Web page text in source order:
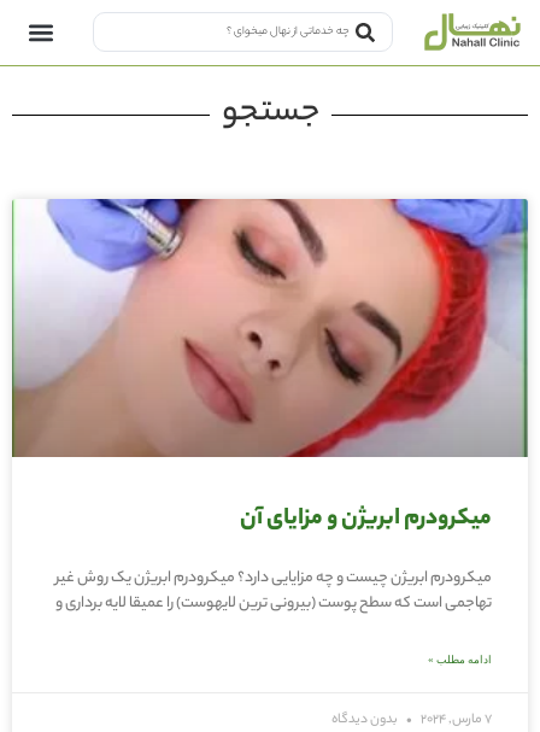
جستجو
میکرودرم ابریژن و مزایای آن
میکرودرم ابریژن چیست و چه مزایایی دارد؟ میکرودرم ابریژن یک روش غیر
تهاجمی است که سطح پوست (بیرونی ترین لایهوست) را عمیقا لایه برداری و
ادامه مطلب »
7 مارس, 2024 بدون دیدگاه